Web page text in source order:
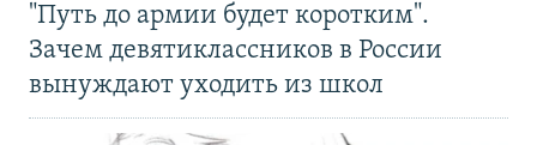
"Путь до армии будет коротким".
Зачем девятиклассников в России
вынуждают уходить из школ